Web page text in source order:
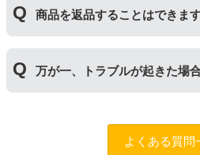
しいものに交換してください
サイクルトナー/ドラムに限り
くことで保証期間が2年に延長
保証期間の2年以内に使い切
商品を返品することはできます
用未開封の場合であっても対
ご購入前に商品の型番などを
ますので、お手数ですが当店
万が一、トラブルが起きた場
問合フォーム
ふたつの保証」を設
よくある質問